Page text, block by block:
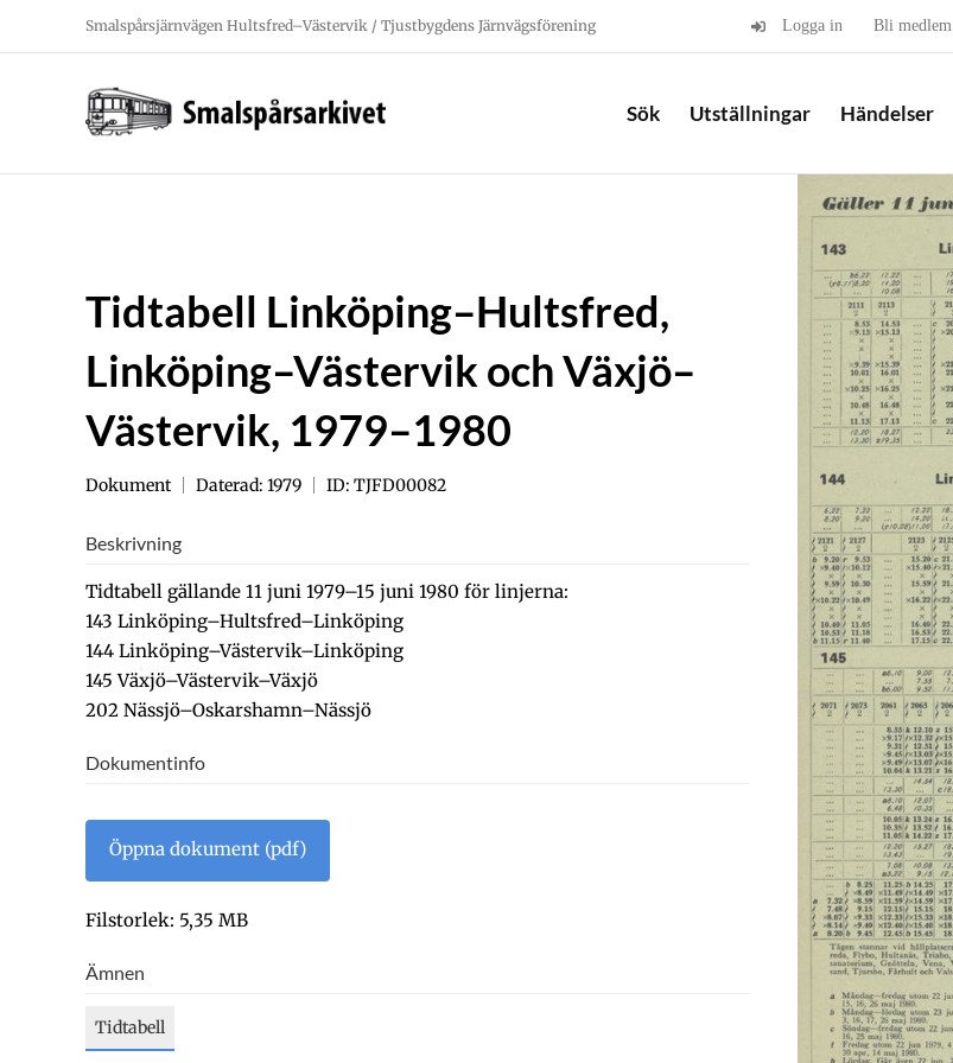
Smalspårsjärnvägen Hultsfred–Västervik / Tjustbygdens Järnvägsförening Logga in Bli medlem
Sök Utställningar Händelser
Tidtabell Linköping–Hultsfred,
Linköping–Västervik och Växjö–
Västervik, 1979–1980
Dokument Daterad: 1979 ID: TJFD00082
Beskrivning
Tidtabell gällande 11 juni 1979–15 juni 1980 för linjerna:
143 Linköping–Hultsfred–Linköping
144 Linköping–Västervik–Linköping
145 Växjö–Västervik–Växjö
202 Nässjö–Oskarshamn–Nässjö
Dokumentinfo
Öppna dokument (pdf)
Filstorlek: 5,35 MB
Ämnen
Tidtabell